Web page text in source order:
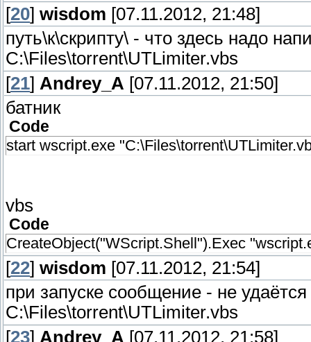
[20] wisdom [07.11.2012, 21:48]
путь\к\скрипту\ - что здесь надо
C:\Files\torrent\UTLimiter.vbs
[21] Andrey_A [07.11.2012, 21:50]
батник
Code
start wscript.exe
vbs
Code
CreateObject("WScript.Shell").Exec
[22] wisdom [07.11.2012, 21:54]
при запуске сообщение - не
C:\Files\torrent\UTLimiter.vbs
[23] Andrey_A [07.11.2012, 21:58]